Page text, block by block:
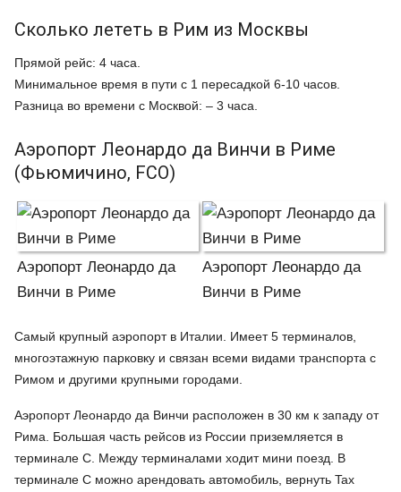
Сколько лететь в Рим из Москвы
Прямой рейс: 4 часа.
Минимальное время в пути с 1 пересадкой 6-10 часов.
Разница во времени с Москвой: – 3 часа.
Аэропорт Леонардо да Винчи в Риме
(Фьюмичино, FCO)
Аэропорт Леонардо да
Винчи в Риме
Аэропорт Леонардо да
Винчи в Риме
Самый крупный аэропорт в Италии. Имеет 5 терминалов,
многоэтажную парковку и связан всеми видами транспорта с
Римом и другими крупными городами.
Аэропорт Леонардо да Винчи расположен в 30 км к западу от
Рима. Большая часть рейсов из России приземляется в
терминале С. Между терминалами ходит мини поезд. В
терминале С можно арендовать автомобиль, вернуть Tax